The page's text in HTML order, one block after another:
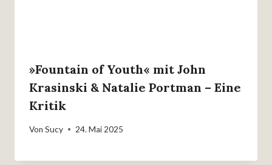
»Fountain of Youth« mit John
Krasinski & Natalie Portman – Eine
Kritik
Von Sucy 24. Mai 2025